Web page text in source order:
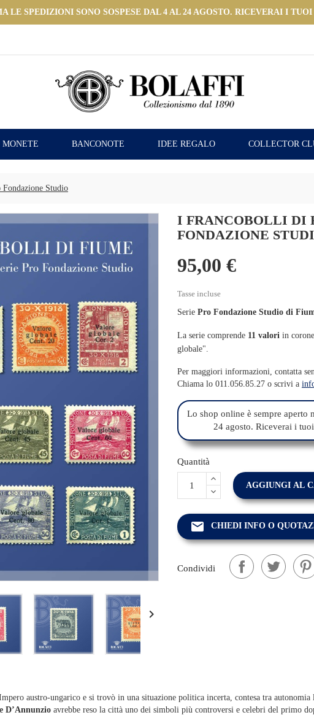
LE SPEDIZIONI SONO SOSPESE DAL 4 AL 24 AGOSTO. RICEVERAI I
MONETE BANCONOTE IDEE REGALO COLLECTOR
Studio

I FRANCOBOLLI DI
FONDAZIONE
95,00 €
Tasse incluse
Serie Pro Fondazione Studio di
La serie comprende 11 valori in
globale".
Per maggiori informazioni, contatta
Chiama lo 011.056.85.27 o scrivi a
Lo shop online è sempre aperto
24 agosto. Riceverai i
Quantità
AGGIUNGI AL
email CHIEDI INFO O
Condividi
austro-ungarico e si trovò in una situazione politica incerta, contesa tra
D’Annunzio avrebbe reso la città uno dei simboli più controversi e celebri del primo